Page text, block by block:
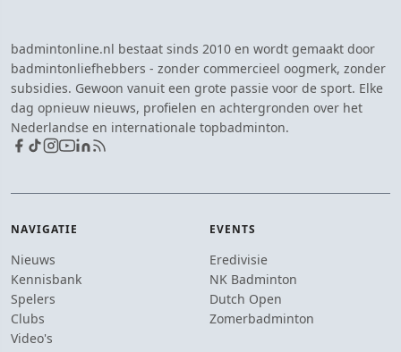
badmintonline.nl bestaat sinds 2010 en wordt gemaakt door
badmintonliefhebbers - zonder commercieel oogmerk, zonder
subsidies. Gewoon vanuit een grote passie voor de sport. Elke
dag opnieuw nieuws, profielen en achtergronden over het
Nederlandse en internationale topbadminton.
NAVIGATIE
Nieuws
Kennisbank
Spelers
Clubs
Video's
EVENTS
Eredivisie
NK Badminton
Dutch Open
Zomerbadminton